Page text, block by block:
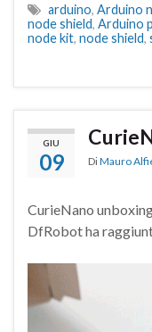
arduino, Arduino
node shield, Arduino
node kit, node shield,
GIU
09 DiMauro
CurieNano
DfRobot ha